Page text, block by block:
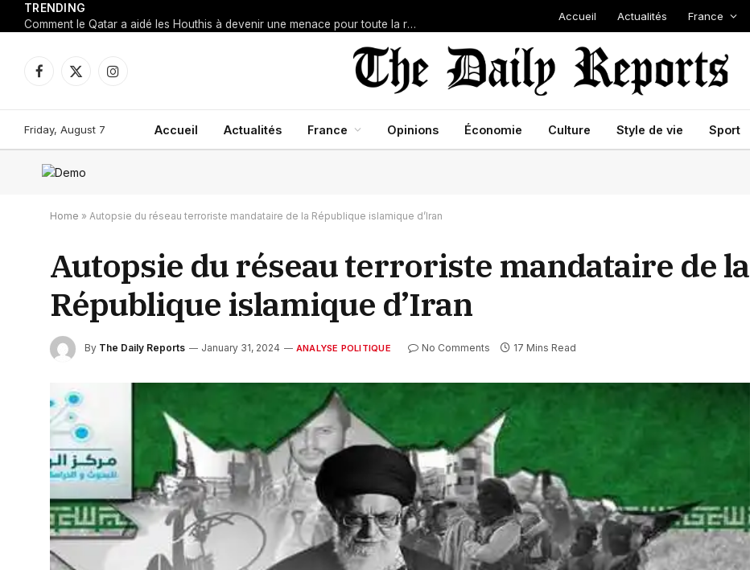
TRENDING
Comment le Qatar a aidé les Houthis à devenir une menace pour toute la région du Moyen-Orient
Accueil Actualités France
Facebook
X
Instagram
Friday, August 7 Accueil Actualités France Opinions Économie Culture Style de vie Sport
Home » Autopsie du réseau terroriste mandataire de la République islamique d’Iran
Autopsie du réseau terroriste mandataire de la
République islamique d’Iran
By The Daily Reports January 31, 2024 ANALYSE POLITIQUE No Comments 17 Mins Read